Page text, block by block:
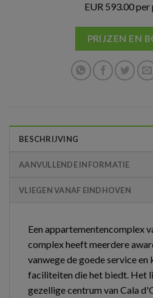
EUR 593.00 per
PRIJZEN EN
BESCHRIJVING
AANVULLENDE INFORMATIE
VLIEGEN VANAF EINDHOVEN
Een appartementencomplex
complex heeft meerdere
vanwege de goede service
faciliteiten die het biedt. Het
gezellige centrum van Cala